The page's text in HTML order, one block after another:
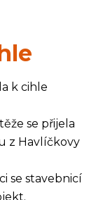
k cihle
se přijela
z Havlíčkovy
se stavebnicí